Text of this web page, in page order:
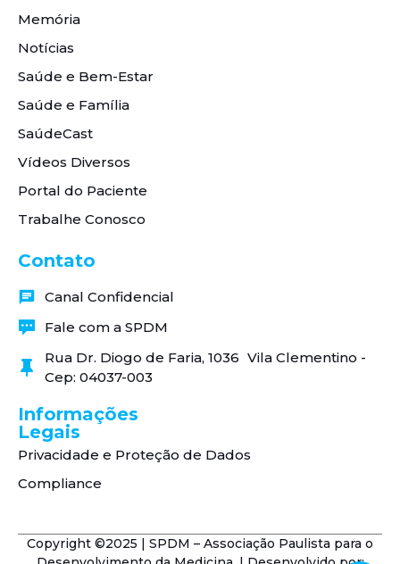
Memória
Notícias
Saúde e Bem-Estar
Saúde e Família
SaúdeCast
Vídeos Diversos
Portal do Paciente
Trabalhe Conosco
Contato
Canal Confidencial
Fale com a SPDM
Rua Dr. Diogo de Faria, 1036 Vila Clementino -
Cep: 04037-003
Informações
Legais
Privacidade e Proteção de Dados
Compliance
Copyright ©2025 | SPDM – Associação Paulista para o